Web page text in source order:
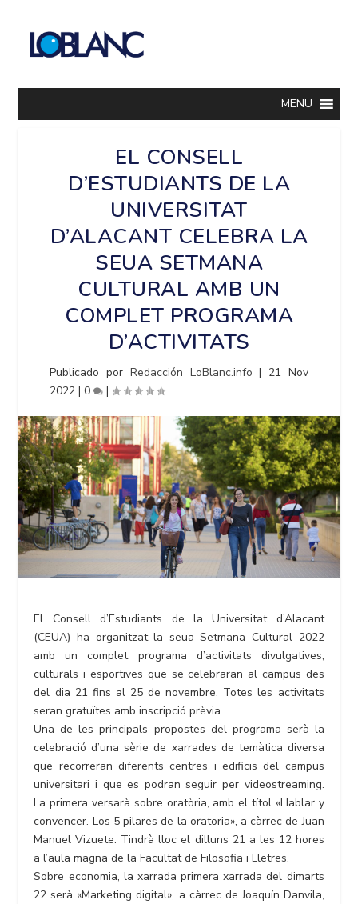
MENU
EL CONSELL
D’ESTUDIANTS DE LA
UNIVERSITAT
D’ALACANT CELEBRA LA
SEUA SETMANA
CULTURAL AMB UN
COMPLET PROGRAMA
D’ACTIVITATS
Publicado por Redacción LoBlanc.info | 21 Nov
2022 |0 |
El Consell d’Estudiants de la Universitat d’Alacant
(CEUA) ha organitzat la seua Setmana Cultural 2022
amb un complet programa d’activitats divulgatives,
culturals i esportives que se celebraran al campus des
del dia 21 fins al 25 de novembre. Totes les activitats
seran gratuïtes amb inscripció prèvia.
Una de les principals propostes del programa serà la
celebració d’una sèrie de xarrades de temàtica diversa
que recorreran diferents centres i edificis del campus
universitari i que es podran seguir per videostreaming.
La primera versarà sobre oratòria, amb el títol «Hablar y
convencer. Los 5 pilares de la oratoria», a càrrec de Juan
Manuel Vizuete. Tindrà lloc el dilluns 21 a les 12 hores
a l’aula magna de la Facultat de Filosofia i Lletres.
Sobre economia, la xarrada primera xarrada del dimarts
22 serà «Marketing digital», a càrrec de Joaquín Danvila,